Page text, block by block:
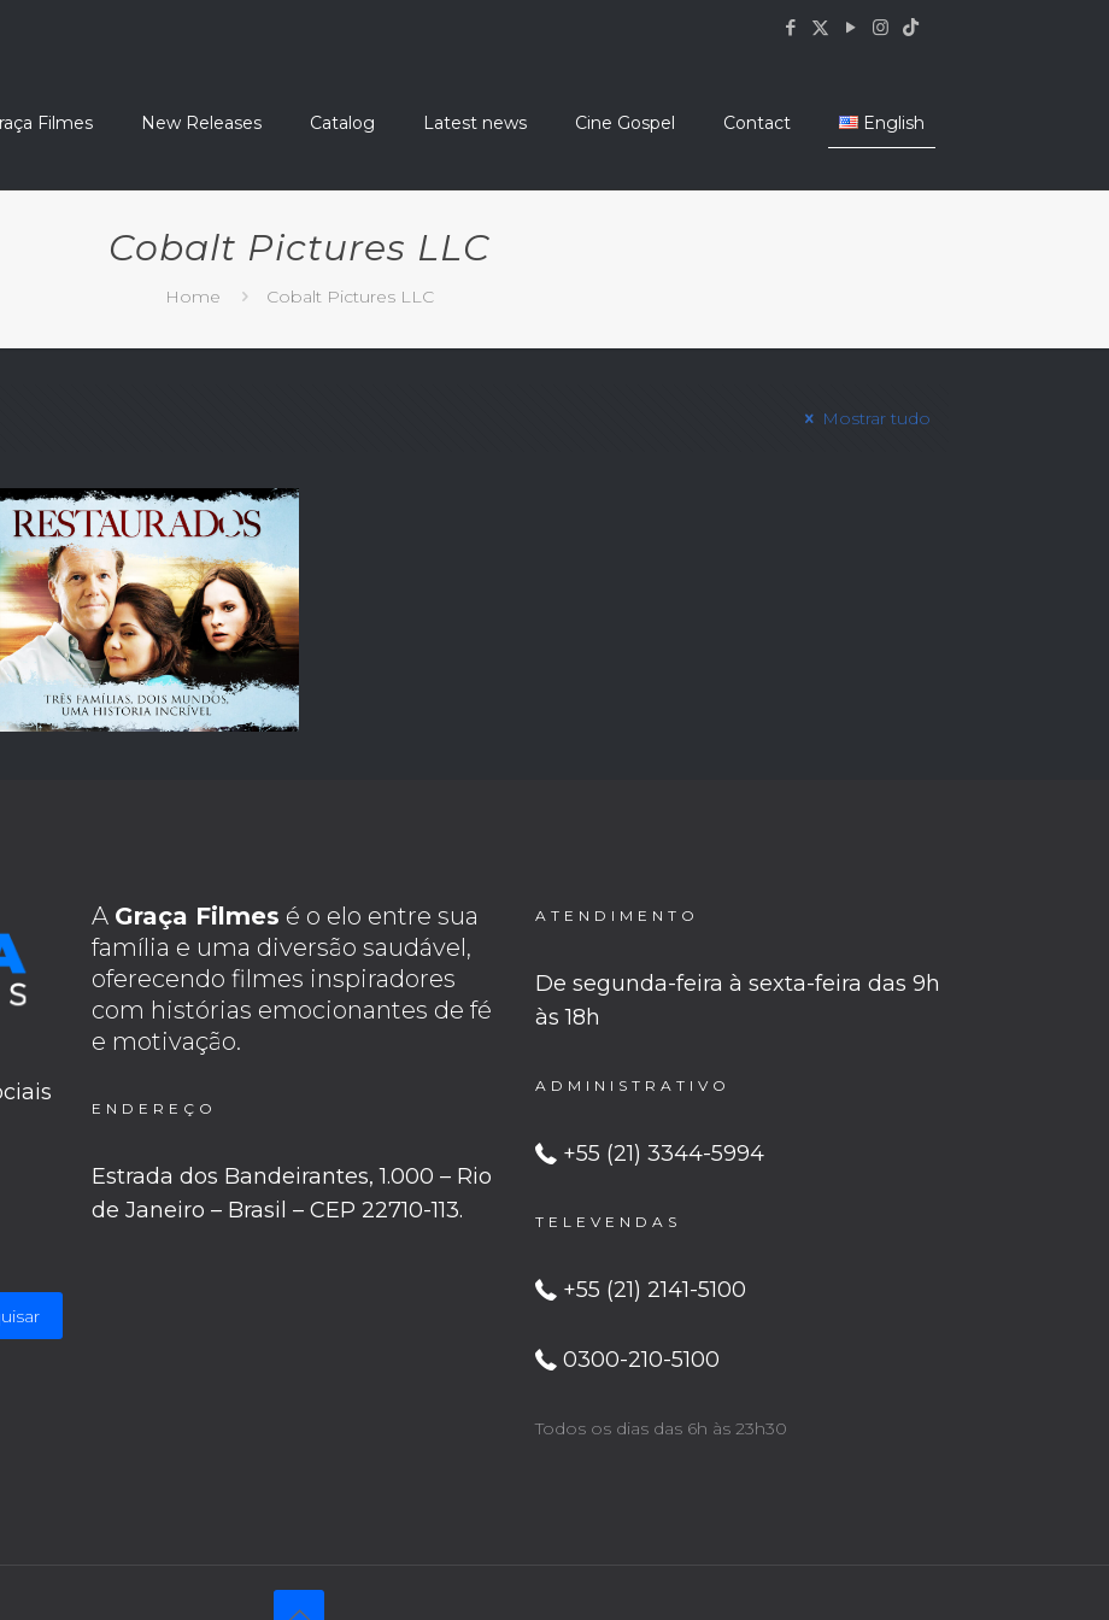
Filmes New Releases Catalog Latest news Cine Gospel Contact English
Cobalt Pictures LLC
Home Cobalt Pictures LLC
Mostrar tudo
A Graça Filmes é o elo entre sua
família e uma diversão saudável,
oferecendo filmes inspiradores
com histórias emocionantes de fé
e motivação.
ENDEREÇO
Estrada dos Bandeirantes, 1.000 – Rio
de Janeiro – Brasil – CEP 22710-113.
ATENDIMENTO
De segunda-feira à sexta-feira das 9h
às 18h
ADMINISTRATIVO
+55 (21) 3344-5994
TELEVENDAS
+55 (21) 2141-5100
0300-210-5100
Todos os dias das 6h às 23h30